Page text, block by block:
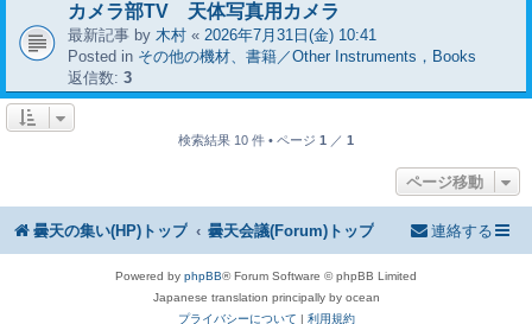
カメラ部TV 天体写真用カメラ
最新記事 by 木村 « 2026年7月31日(金) 10:41
Posted in その他の機材、書籍／Other Instruments，Books
返信数: 3
検索結果 10 件 • ページ 1 ／ 1
ページ移動
曇天の集い(HP)トップ 曇天会議(Forum)トップ 連絡する
Powered by phpBB® Forum Software © phpBB Limited
Japanese translation principally by ocean
プライバシーについて
利用規約